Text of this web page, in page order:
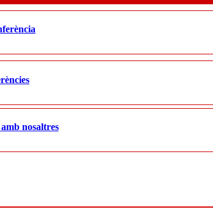
nosaltres